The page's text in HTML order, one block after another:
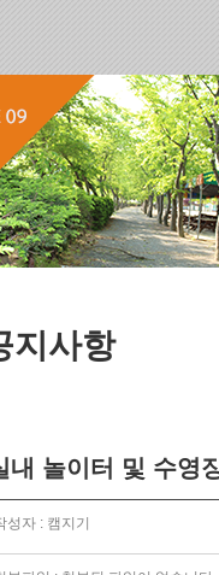
지사항
내 놀이터 및 수영
성자 : 캠지기